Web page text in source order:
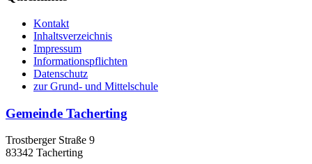
Kontakt
Inhaltsverzeichnis
Impressum
Informationspflichten
Datenschutz
zur Grund- und Mittelschule
Gemeinde Tacherting
Trostberger Straße 9
83342 Tacherting